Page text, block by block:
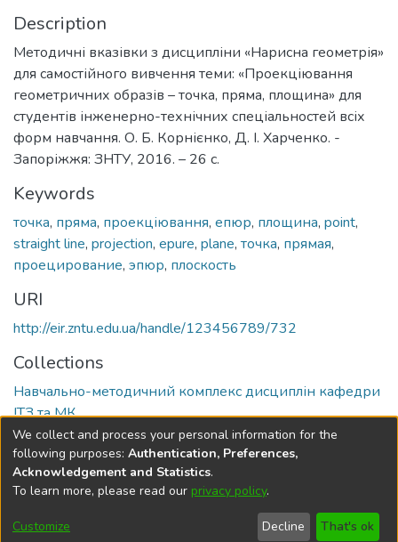
Description
Методичні вказівки з дисципліни «Нарисна геометрія»
для самостійного вивчення теми: «Проекціювання
геометричних образів – точка, пряма, площина» для
студентів інженерно-технічних спеціальностей всіх
форм навчання. О. Б. Корнієнко, Д. І. Харченко. -
Запоріжжя: ЗНТУ, 2016. – 26 с.
Keywords
точка, пряма, проекціювання, епюр, площина, point,
straight line, projection, epure, plane, точка, прямая,
проецирование, эпюр, плоскость
URI
http://eir.zntu.edu.ua/handle/123456789/732
Collections
Навчально-методичний комплекс дисциплін кафедри
ІТЗ та МК
Full item page
DSpace softwarecopyright © 2002-2026
Cookie
End User
Send
We collect and process your personal information for the
following purposes: Authentication, Preferences,
Acknowledgement and Statistics.
To learn more, please read our privacy policy.
Customize Decline That's ok